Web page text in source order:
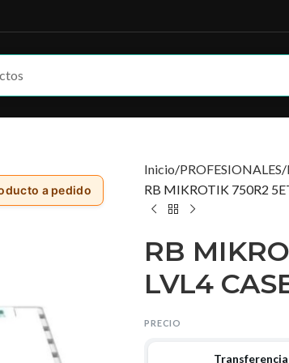
a pedido
Inicio PROFESIONALES
RB MIKROTIK 750R2
RB
LVL4
PRECIO
Transferencia